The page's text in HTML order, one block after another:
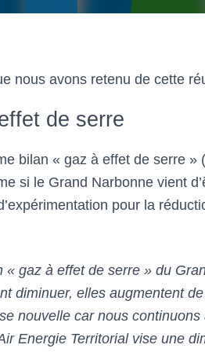
nous avons retenu de cette
de serre
bilan « gaz à effet de serre »
si le Grand Narbonne vient
pour la
« gaz à effet de serre » du
diminuer, elles augmentent
nouvelle car nous continuons
Energie Territorial vise une